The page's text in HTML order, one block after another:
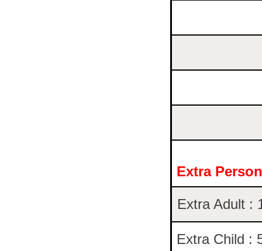
Extra
Extra Adult :
Extra Child :